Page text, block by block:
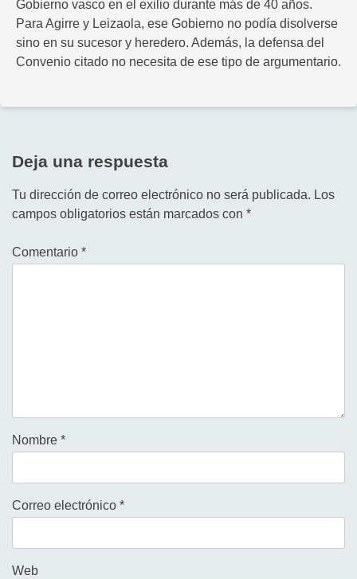
Gobierno vasco en el exilio durante más de 40 años.
Para Agirre y Leizaola, ese Gobierno no podía disolverse
sino en su sucesor y heredero. Además, la defensa del
Convenio citado no necesita de ese tipo de argumentario.
Deja una respuesta
Tu dirección de correo electrónico no será publicada. Los
campos obligatorios están marcados con *
Comentario *
Nombre *
Correo electrónico *
Web